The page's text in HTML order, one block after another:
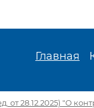
Главная
28.12.2025) "О